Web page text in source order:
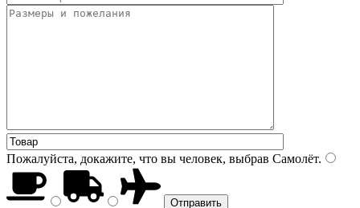
Пожалуйста, докажите, что вы человек, выбрав Самолёт.